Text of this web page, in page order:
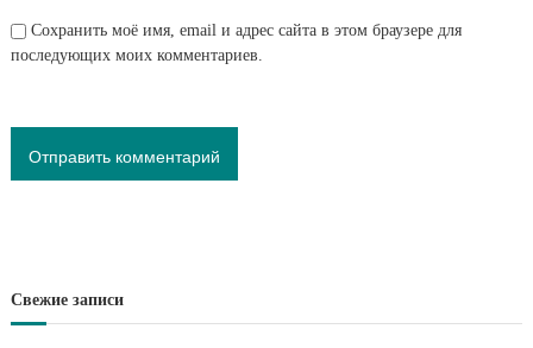
Сохранить моё имя, email и адрес сайта в этом браузере для
последующих моих комментариев.
Свежие записи